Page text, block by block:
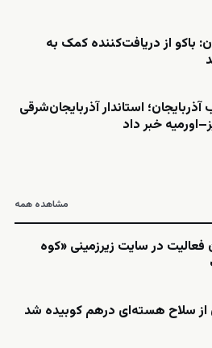
باکو از دریافت‌کننده کمک به
استاندار آذربایجان‌شرقی
خبر داد
مشاهده همه
فعالیت در سایت زیرزمینی «کوه
از سلاح هسته‌ای درهم کوبیده شد